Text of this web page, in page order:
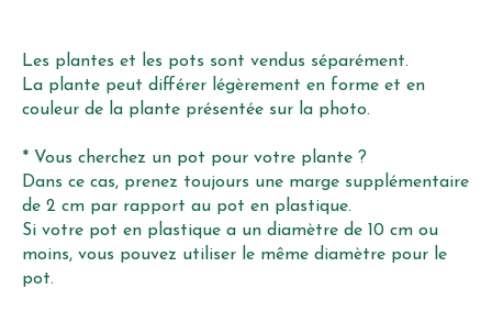
Les plantes et les pots sont vendus séparément.
La plante peut différer légèrement en forme et en
couleur de la plante présentée sur la photo.
* Vous cherchez un pot pour votre plante ?
Dans ce cas, prenez toujours une marge supplémentaire
de 2 cm par rapport au pot en plastique.
Si votre pot en plastique a un diamètre de 10 cm ou
moins, vous pouvez utiliser le même diamètre pour le
pot.